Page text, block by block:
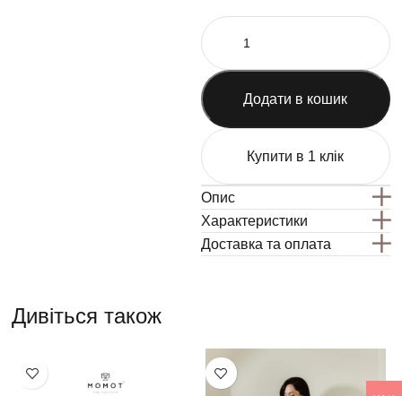
Додати в кошик
Купити в 1 клік
Опис
Характеристики
Доставка та оплата
Дивіться також